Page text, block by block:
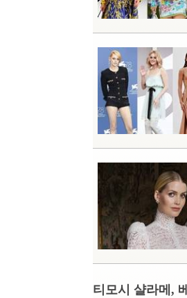
티모시 샬라메,